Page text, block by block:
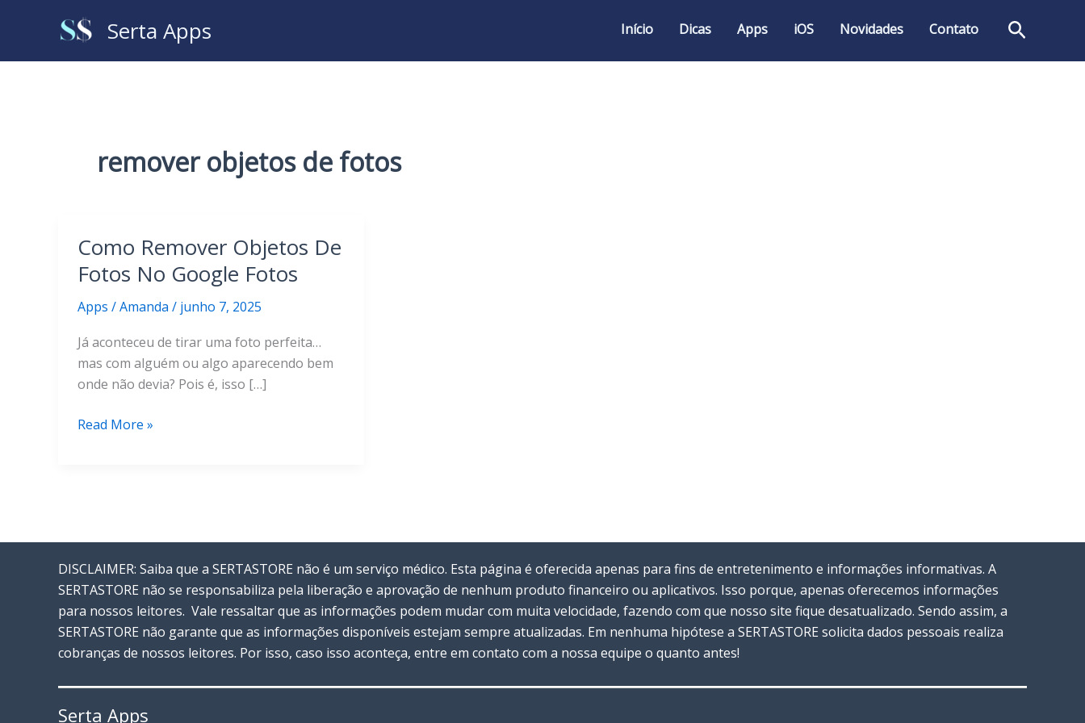
Serta Apps Início Dicas Apps iOS Novidades Contato
remover objetos de fotos
Como Remover Objetos De
Fotos No Google Fotos
Apps /Amanda / junho 7, 2025
Já aconteceu de tirar uma foto perfeita…
mas com alguém ou algo aparecendo bem
onde não devia? Pois é, isso […]
Como
Fotos
Read More »
DISCLAIMER: Saiba que a SERTASTORE não é um serviço médico. Esta página é oferecida apenas para fins de entretenimento e informações informativas. A
SERTASTORE não se responsabiliza pela liberação e aprovação de nenhum produto financeiro ou aplicativos. Isso porque, apenas oferecemos informações
para nossos leitores. Vale ressaltar que as informações podem mudar com muita velocidade, fazendo com que nosso site fique desatualizado. Sendo assim, a
SERTASTORE não garante que as informações disponíveis estejam sempre atualizadas. Em nenhuma hipótese a SERTASTORE solicita dados pessoais realiza
cobranças de nossos leitores. Por isso, caso isso aconteça, entre em contato com a nossa equipe o quanto antes!
Serta Apps